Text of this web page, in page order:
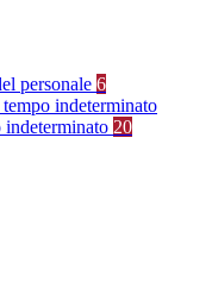
personale 6
indeterminato
indeterminato 20